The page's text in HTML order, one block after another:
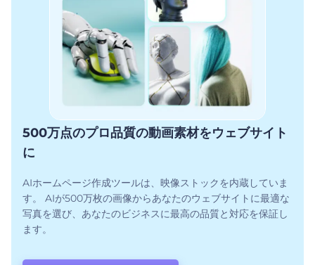
500万点のプロ品質の動画素材をウェブサイト
に
AIホームページ作成ツールは、映像ストックを内蔵していま
す。 AIが500万枚の画像からあなたのウェブサイトに最適な
写真を選び、あなたのビジネスに最高の品質と対応を保証し
ます。